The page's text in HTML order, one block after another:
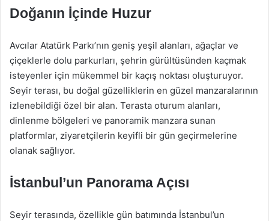
Doğanın İçinde Huzur
Avcılar Atatürk Parkı’nın geniş yeşil alanları, ağaçlar ve
çiçeklerle dolu parkurları, şehrin gürültüsünden kaçmak
isteyenler için mükemmel bir kaçış noktası oluşturuyor.
Seyir terası, bu doğal güzelliklerin en güzel manzaralarının
izlenebildiği özel bir alan. Terasta oturum alanları,
dinlenme bölgeleri ve panoramik manzara sunan
platformlar, ziyaretçilerin keyifli bir gün geçirmelerine
olanak sağlıyor.
İstanbul’un Panorama Açısı
Seyir terasında, özellikle gün batımında İstanbul’un